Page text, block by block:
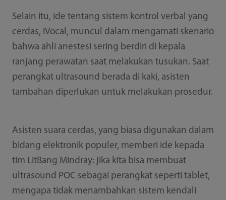
Selain itu, ide tentang sistem kontrol verbal yang
cerdas, iVocal, muncul dalam mengamati skenario
bahwa ahli anestesi sering berdiri di kepala
ranjang perawatan saat melakukan tusukan. Saat
perangkat ultrasound berada di kaki, asisten
tambahan diperlukan untuk melakukan prosedur.
Asisten suara cerdas, yang biasa digunakan dalam
bidang elektronik populer, memberi ide kepada
tim LitBang Mindray: jika kita bisa membuat
ultrasound POC sebagai perangkat seperti tablet,
mengapa tidak menambahkan sistem kendali